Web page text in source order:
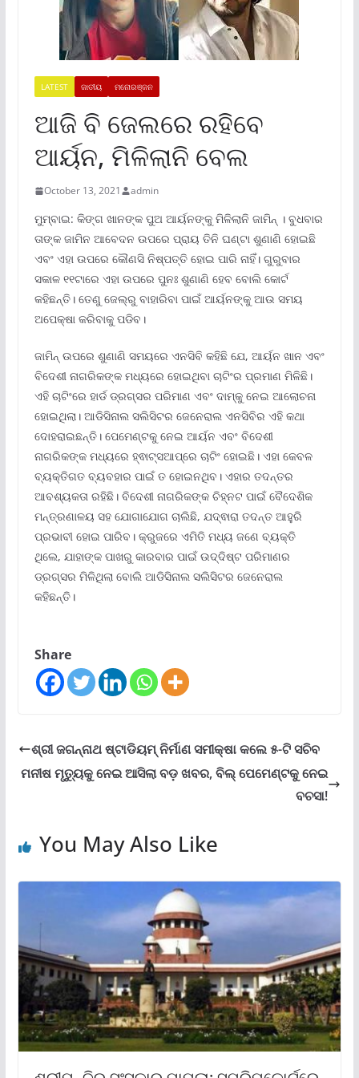
LATEST ଜାତୀୟ ମନୋରଞ୍ଜନ
ଆଜି ବି ଜେଲରେ ରହିବେ
ଆର୍ୟନ, ମିଳିଲାନି ବେଲ
October 13, 2021 admin
ମୁମ୍ବାଇ: କିଙ୍ଗ ଖାନଙ୍କ ପୁଅ ଆର୍ୟନଙ୍କୁ ମିଳିଲାନି ଜାମିନ୍ । ବୁଧବାର
ତାଙ୍କ ଜାମିନ ଆବେଦନ ଉପରେ ପ୍ରାୟ ତିନି ଘଣ୍ଟା ଶୁଣାଣି ହୋଇଛି
ଏବଂ ଏହା ଉପରେ କୌଣସି ନିଷ୍ପତ୍ତି ହୋଇ ପାରି ନାହିଁ। ଗୁରୁବାର
ସକାଳ ୧୧ଟାରେ ଏହା ଉପରେ ପୁନଃ ଶୁଣାଣି ହେବ ବୋଲି କୋର୍ଟ
କହିଛନ୍ତି। ତେଣୁ ଜେଲ୍ରୁ ବାହାରିବା ପାଇଁ ଆର୍ୟନଙ୍କୁ ଆଉ ସମୟ
ଅପେକ୍ଷା କରିବାକୁ ପଡିବ।
ଜାମିନ୍ ଉପରେ ଶୁଣାଣି ସମୟରେ ଏନସିବି କହିଛି ଯେ, ଆର୍ୟନ ଖାନ ଏବଂ
ବିଦେଶୀ ନାଗରିକଙ୍କ ମଧ୍ୟରେ ହୋଇଥିବା ଚାଟିଂର ପ୍ରମାଣ ମିଳିଛି।
ଏହି ଚାଟିଂରେ ହାର୍ଡ ଡ୍ରଗ୍ସର ପରିମାଣ ଏବଂ ଦାମ୍କୁ ନେଇ ଆଲୋଚନା
ହୋଇଥିଲା। ଆଡିସିନାଲ ସଲିସିଟର ଜେନେରାଲ ଏନସିବିର ଏହି କଥା
ଦୋହରାଇଛନ୍ତି। ପେମେଣ୍ଟକୁ ନେଇ ଆର୍ୟନ ଏବଂ ବିଦେଶୀ
ନାଗରିକଙ୍କ ମଧ୍ୟରେ ହ୍ଵାଟ୍ସଆପ୍ରେ ଚାଟିଂ ହୋଇଛି। ଏହା କେବଳ
ବ୍ୟକ୍ତିଗତ ବ୍ୟବହାର ପାଇଁ ତ ହୋଇନଥିବ। ଏହାର ତଦନ୍ତର
ଆବଶ୍ୟକତା ରହିଛି। ବିଦେଶୀ ନାଗରିକଙ୍କ ଚିହ୍ନଟ ପାଇଁ ବୈଦେଶିକ
ମନ୍ତ୍ରଣାଳୟ ସହ ଯୋଗାଯୋଗ ଚାଲିଛି, ଯଦ୍ଵାରା ତଦନ୍ତ ଆହୁରି
ପ୍ରଭାବୀ ହୋଇ ପାରିବ। କ୍ରୁଜରେ ଏମିତି ମଧ୍ୟ ଜଣେ ବ୍ୟକ୍ତି
ଥିଲେ, ଯାହାଙ୍କ ପାଖରୁ କାରବାର ପାଇଁ ଉଦ୍ଦିଷ୍ଟ ପରିମାଣର
ଡ୍ରଗ୍ସର ମିଳିଥିଲା ବୋଲି ଆଡିସିନାଲ ସଲିସିଟର ଜେନେରାଲ
କହିଛନ୍ତି।
Share
ଶ୍ରୀ ଜଗନ୍ନାଥ ଷ୍ଟାଡିୟମ୍ ନିର୍ମାଣ ସମୀକ୍ଷା କଲେ ୫-ଟି ସଚିବ
ମନୀଷ ମୃତ୍ୟୁକୁ ନେଇ ଆସିଲା ବଡ଼ ଖବର, ବିଲ୍ ପେମେଣ୍ଟକୁ ନେଇ
ବଚସା!
You May Also Like